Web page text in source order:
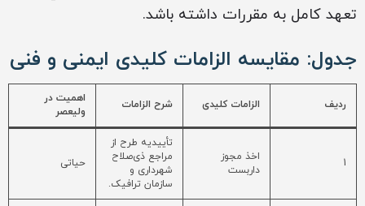
تعهد کامل به مقررات داشته باشد.
جدول: مقایسه الزامات کلیدی ایمنی و فنی
ردیف الزامات کلیدی شرح الزامات
اهمیت در
ولیعصر
1
اخذ مجوز
داربست
تأییدیه طرح از
مراجع ذی‌صلاح
شهرداری و
سازمان ترافیک.
حیاتی